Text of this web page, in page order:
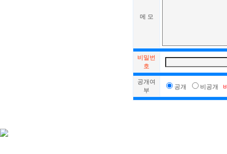
메 모
비밀번
호
공개여
부
공개 비공개